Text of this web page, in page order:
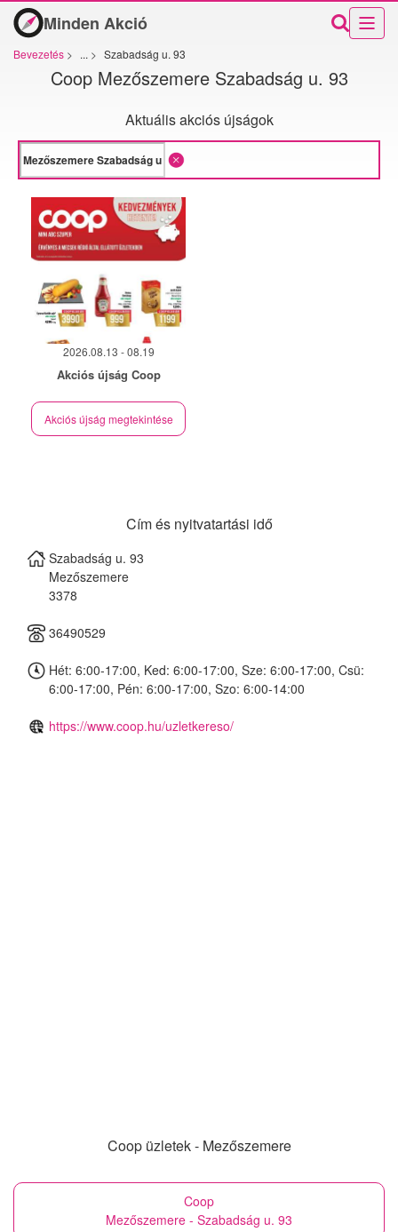
Minden Akció
Bevezetés > ... > Szabadság u. 93
Coop Mezőszemere Szabadság u. 93
Aktuális akciós újságok
2026.08.13 - 08.19
Akciós újság Coop
Akciós újság megtekintése
Cím és nyitvatartási idő
Szabadság u. 93
Mezőszemere
3378
36490529
Hét: 6:00-17:00, Ked: 6:00-17:00, Sze: 6:00-17:00, Csü:
6:00-17:00, Pén: 6:00-17:00, Szo: 6:00-14:00
https://www.coop.hu/uzletkereso/
Coop üzletek - Mezőszemere
Coop
Mezőszemere - Szabadság u. 93